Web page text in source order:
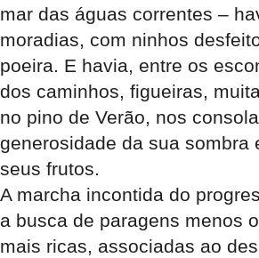
mar das águas correntes –
moradias, com ninhos
poeira. E havia, entre os
dos caminhos, figueiras,
no pino de Verão, nos
generosidade da sua sombra
seus frutos.
A marcha incontida do
a busca de paragens menos
mais ricas, associadas ao